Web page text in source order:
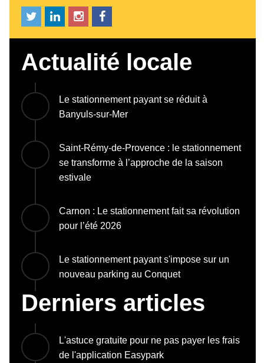
Actualité locale
Le stationnement payant se réduit à
Banyuls-sur-Mer
Saint-Rémy-de-Provence : le stationnement
se transforme à l’approche de la saison
estivale
Carnon : Le stationnement fait sa révolution
pour l’été 2026
Le stationnement payant s'impose sur un
nouveau parking au Conquet
Derniers articles
L'astuce gratuite pour ne pas payer les frais
de l'application Easypark